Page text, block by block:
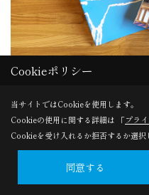
憧れのカフェのような家
実際のお家で使われてい
注目しているため、これ
えの方にはきっと参考にな
Cookieポリシー
当サイトではCookieを使用します。
Cookieの使用に関する詳細は 「プラ
Cookieを受け入れるか拒否するか選択
同意する